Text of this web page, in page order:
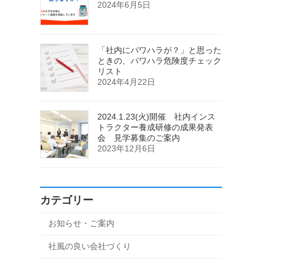
2024年6月5日
「社内にパワハラが？」と思った
ときの、パワハラ危険度チェック
リスト
2024年4月22日
2024.1.23(火)開催 社内インス
トラクター養成研修の成果発表
会 見学募集のご案内
2023年12月6日
カテゴリー
お知らせ・ご案内
社風の良い会社づくり